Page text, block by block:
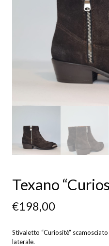
Texano
€198,00
Stivaletto “Curiositè”
laterale.